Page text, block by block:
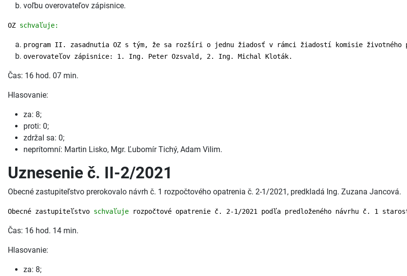
voľbu overovateľov zápisnice.
OZ schvaľuje:
program II. zasadnutia OZ s tým, že sa rozšíri o jednu žiadosť v rámci žiadostí komisie životného
overovateľov zápisnice: 1. Ing. Peter Ozsvald, 2. Ing. Michal Kloták.
Čas: 16 hod. 07 min.
Hlasovanie:
za: 8;
proti: 0;
zdržal sa: 0;
neprítomní: Martin Lisko, Mgr. Ľubomír Tichý, Adam Vilim.
Uznesenie č. II-2/2021
Obecné zastupiteľstvo prerokovalo návrh č. 1 rozpočtového opatrenia č. 2-1/2021, predkladá Ing. Zuzana Jancová.
Obecné zastupiteľstvo schvaľuje rozpočtové opatrenie č. 2-1/2021 podľa predloženého návrhu č. 1
Čas: 16 hod. 14 min.
Hlasovanie:
za: 8;